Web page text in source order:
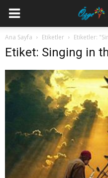
Ana Sayfa Etiketler Etiketler:
Etiket: Singing in